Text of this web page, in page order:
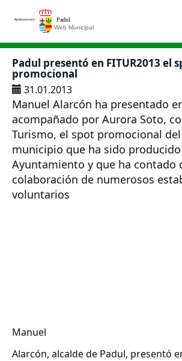
Saltar al contenido principal
Padul presentó en FITUR2013 el
promocional
31.01.2013
Manuel Alarcón ha presentado
acompañado por Aurora Soto,
Turismo, el spot promocional
municipio que ha sido
Ayuntamiento y que ha contado
colaboración de numerosos
voluntarios
Manuel
Alarcón, alcalde de Padul, presentó